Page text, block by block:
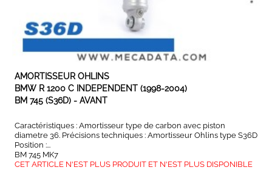
AMORTISSEUR OHLINS
BMW R 1200 C INDEPENDENT (1998-2004)
BM 745 (S36D) - AVANT
Caractéristiques : Amortisseur type de carbon avec piston
diametre 36. Précisions techniques : Amortisseur Ohlins type S36D
Position :...
BM 745 MK7
CET ARTICLE N'EST PLUS PRODUIT ET N'EST PLUS DISPONIBLE